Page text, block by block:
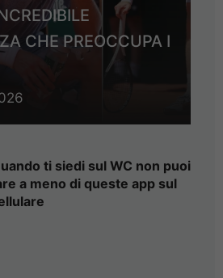
CHE PREOCCUPA I
ti siedi sul WC non puoi
a meno di queste app sul